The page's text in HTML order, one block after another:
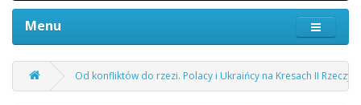
Menu
Od konfliktów do rzezi. Polacy i Ukraińcy na Kresach II